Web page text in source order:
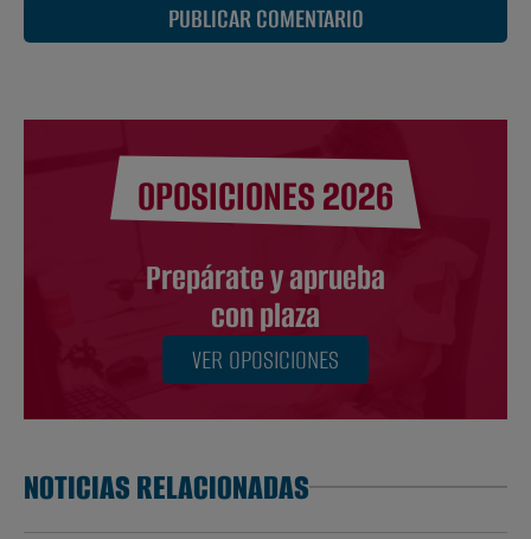
PUBLICAR COMENTARIO
OPOSICIONES 2026
Prepárate y aprueba
con plaza
VER OPOSICIONES
NOTICIAS RELACIONADAS